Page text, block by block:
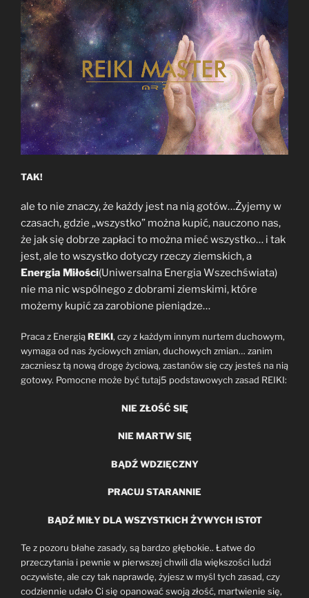
TAK!
ale to nie znaczy, że każdy jest na nią gotów…Żyjemy w
czasach, gdzie „wszystko” można kupić, nauczono nas,
że jak się dobrze zapłaci to można mieć wszystko… i tak
jest, ale to wszystko dotyczy rzeczy ziemskich, a
Energia Miłości(Uniwersalna Energia Wszechświata)
nie ma nic wspólnego z dobrami ziemskimi, które
możemy kupić za zarobione pieniądze…
Praca z EnergiąREIKI, czy z każdym innym nurtem duchowym,
wymaga od nas życiowych zmian, duchowych zmian… zanim
zaczniesz tą nową drogę życiową, zastanów się czy jesteś na nią
gotowy. Pomocne może być tutaj5 podstawowych zasad REIKI:
NIE ZŁOŚĆ SIĘ
NIE MARTW SIĘ
BĄDŹ WDZIĘCZNY
PRACUJ STARANNIE
BĄDŹ MIŁY DLA WSZYSTKICH ŻYWYCH ISTOT
Te z pozoru błahe zasady, są bardzo głębokie.. Łatwe do
przeczytania i pewnie w pierwszej chwili dla większości ludzi
oczywiste, ale czy tak naprawdę, żyjesz w myśl tych zasad, czy
codziennie udało Ci się opanować swoją złość, martwienie się,